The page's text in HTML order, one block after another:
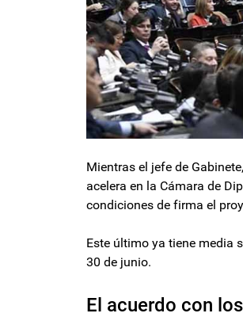
Mientras el jefe de
acelera en la Cámara de
condiciones de firma el
Este último ya tiene media
30 de junio.
El acuerdo con